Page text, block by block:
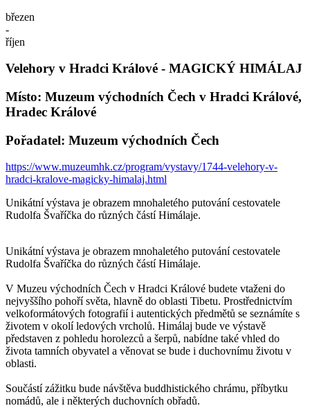
březen
-
říjen
Velehory v Hradci Králové - MAGICKÝ HIMÁLAJ
Místo: Muzeum východních Čech v Hradci Králové,
Hradec Králové
Pořadatel: Muzeum východních Čech
https://www.muzeumhk.cz/program/vystavy/1744-velehory-v-
hradci-kralove-magicky-himalaj.html
Unikátní výstava je obrazem mnohaletého putování cestovatele
Rudolfa Švaříčka do různých částí Himálaje.
Unikátní výstava je obrazem mnohaletého putování cestovatele
Rudolfa Švaříčka do různých částí Himálaje.
V Muzeu východních Čech v Hradci Králové budete vtaženi do
nejvyššího pohoří světa, hlavně do oblasti Tibetu. Prostřednictvím
velkoformátových fotografií i autentických předmětů se seznámíte s
životem v okolí ledových vrcholů. Himálaj bude ve výstavě
představen z pohledu horolezců a šerpů, nabídne také vhled do
života tamních obyvatel a věnovat se bude i duchovnímu životu v
oblasti.
Součástí zážitku bude návštěva buddhistického chrámu, příbytku
nomádů, ale i některých duchovních obřadů.